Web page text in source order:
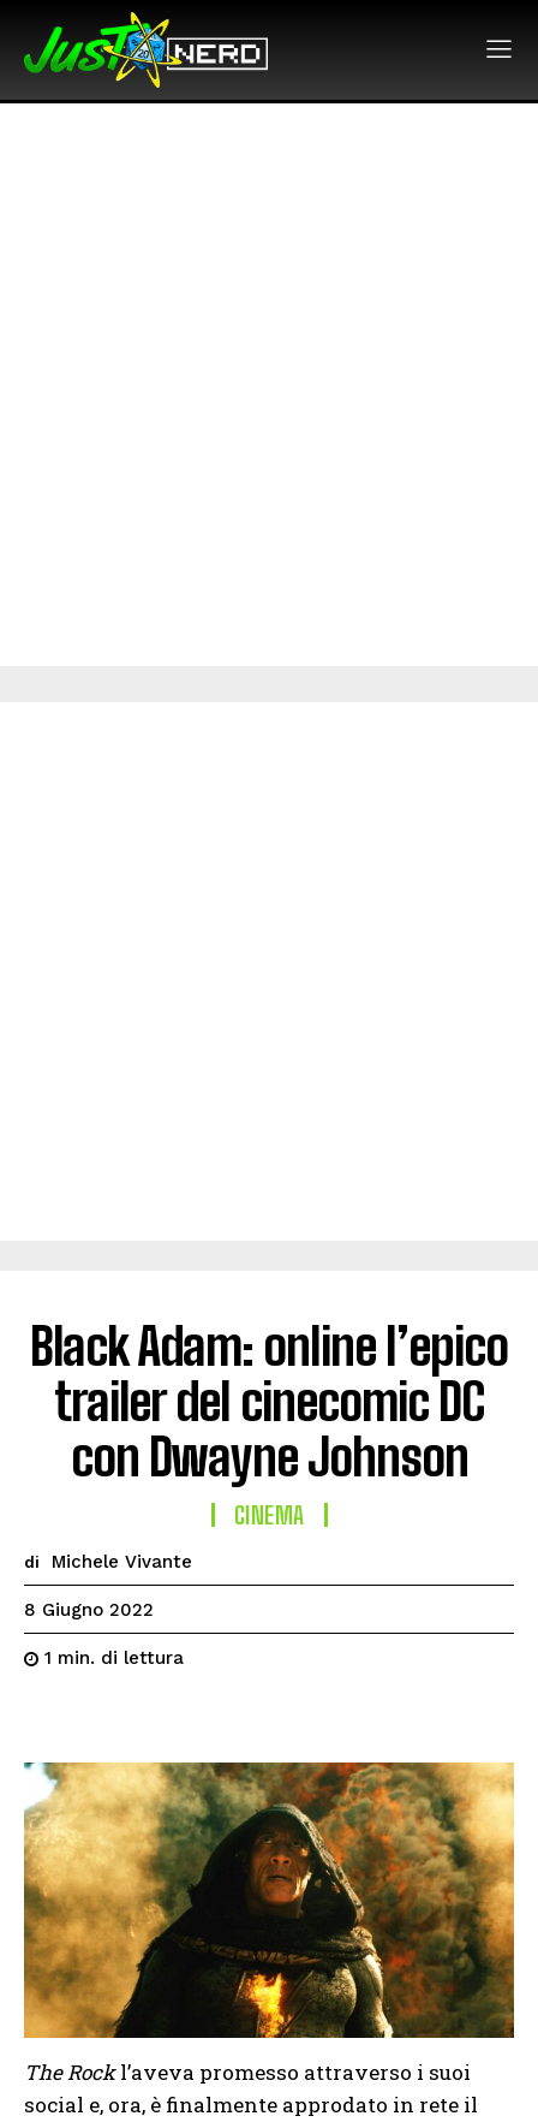
Black Adam: online l’epico
trailer del cinecomic DC
con Dwayne Johnson
CINEMA
di Michele Vivante
8 Giugno 2022
1 min. di lettura
The Rockl’aveva promesso attraverso i suoi
social e, ora, è finalmente approdato in rete il